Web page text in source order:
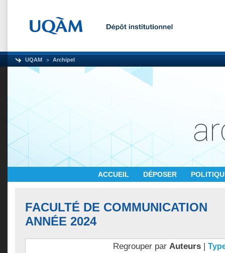
UQAM Archipel
ACCUEIL DÉPOSER
FACULTÉ DE COMMUNICATION
ANNÉE 2024
Regrouper par Auteurs|